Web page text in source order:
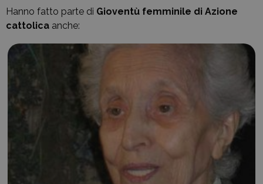
Hanno fatto parte di Gioventù femminile di Azione
cattolica anche: